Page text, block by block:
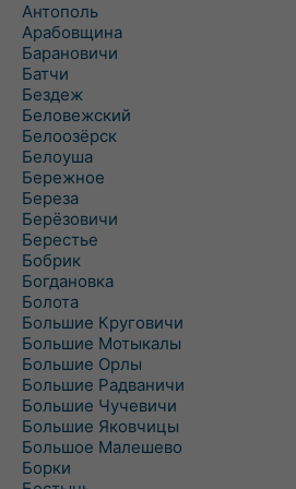
Антополь
Арабовщина
Барановичи
Батчи
Бездеж
Беловежский
Белоозёрск
Белоуша
Бережное
Береза
Берёзовичи
Берестье
Бобрик
Богдановка
Болота
Большие Круговичи
Большие Мотыкалы
Большие Орлы
Большие Радваничи
Большие Чучевичи
Большие Яковчицы
Большое Малешево
Борки